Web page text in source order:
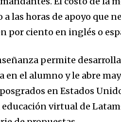
a las horas de apoyo que
por ciento en inglés o
permite
en el alumno y le abre
en Estados
educación virtual de